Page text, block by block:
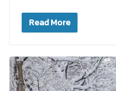
Read More